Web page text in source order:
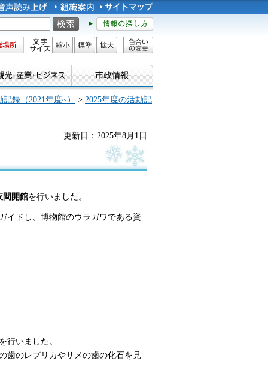
文字サイズ
縮小 標準 拡大
色合い
録（2021年度~） > 2025年度の活動記
更新日：2025年8月1日
間開館を行いました。
イドし、博物館のウラガワである資
を行いました。
歯のレプリカやサメの歯の化石を見